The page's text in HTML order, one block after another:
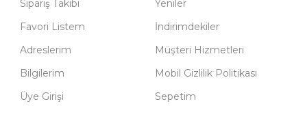
Sipariş Takibi
Favori Listem
Adreslerim
Bilgilerim
Üye Girişi
Yeniler
İndirimdekiler
Müşteri Hizmetleri
Mobil Gizlilik Politikası
Sepetim